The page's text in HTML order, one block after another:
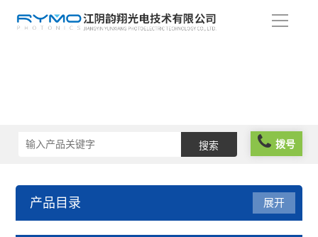
导
拨号
产品目录 展开